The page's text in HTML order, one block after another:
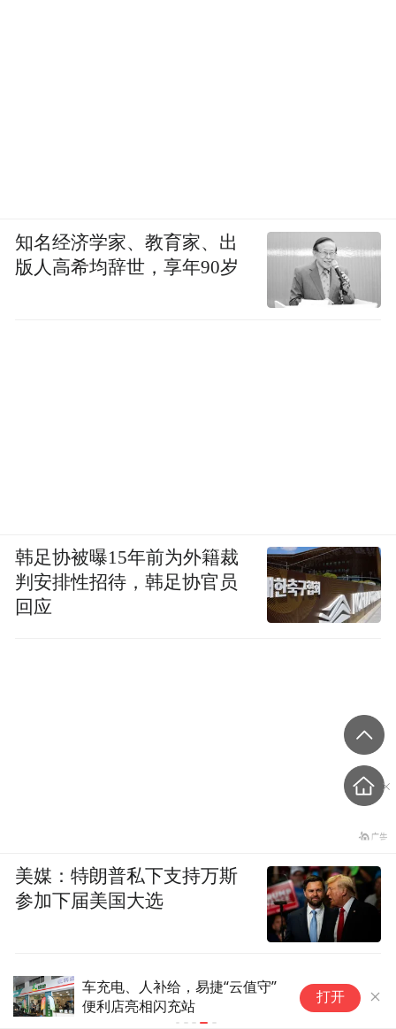
车充电、人补给，易捷“云值守”
便利店亮相闪充站
打开
知名经济学家、教育家、出
版人高希均辞世，享年90岁
韩足协被曝15年前为外籍裁
判安排性招待，韩足协官员
回应
美媒：特朗普私下支持万斯
参加下届美国大选